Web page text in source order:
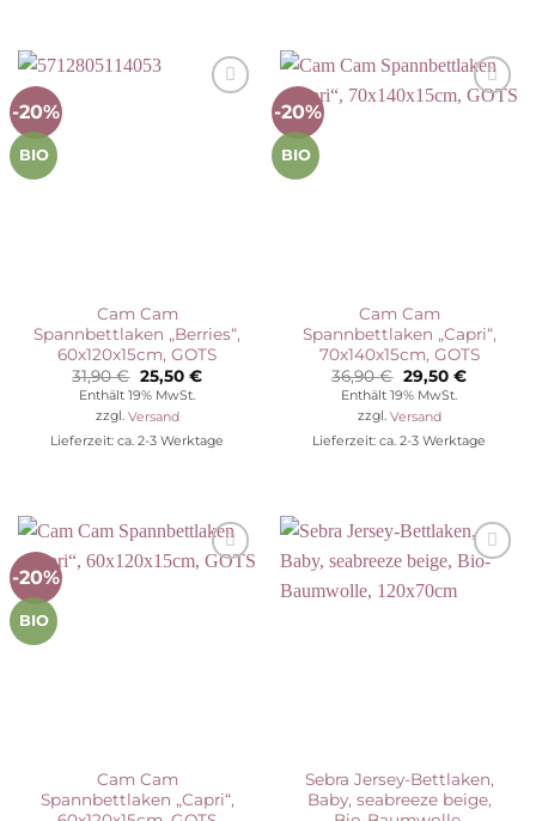
-20%
BIO
Cam Cam
Spannbettlaken „Berries“,
60x120x15cm, GOTS
31,90€ Ursprünglicher
Preis
war:
31,90 €
25,50 €Aktueller
Enthält 19% MwSt.
zzgl. Versand
Lieferzeit: ca. 2-3 Werktage
-20%
BIO
Cam Cam
Spannbettlaken „Capri“,
70x140x15cm, GOTS
36,90€ Ursprünglicher
Preis
war:
36,90 €
29,50 €
Enthält 19% MwSt.
zzgl. Versand
Lieferzeit: ca. 2-3 Werktage
-20%
BIO
Cam Cam
Spannbettlaken „Capri“,
Wunschliste
Sebra Jersey-Bettlaken,
Baby, seabreeze beige,